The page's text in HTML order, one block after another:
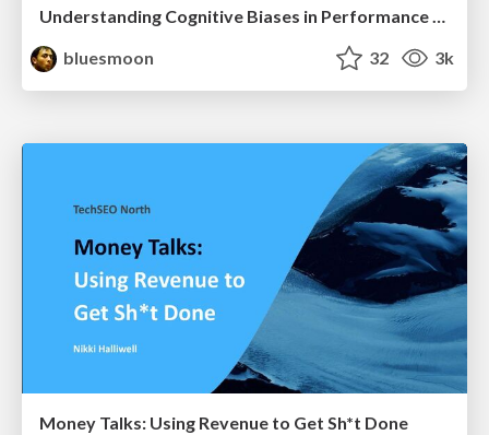
Understanding Cognitive Biases in Performance Measurement
bluesmoon
32 3k
Money Talks: Using Revenue to Get Sh*t Done